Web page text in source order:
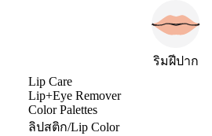
ริมฝีปาก
Lip Care
Lip+Eye Remover
Color Palettes
ลิปสติก/Lip Color